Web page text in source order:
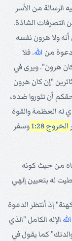
الرسالة من الأسر
التصرفات الشاذة.
أنه ولا هرون نفسه
من الله. فلا
هرون". ويرى في
"إن كان هرون
أن تثوروا ضده،
له العظمة والقوة
الخروج 1:28
وسفر
من حيث كونه
له بتعيين إلهي
إذ أنتظر الدعوة
الله الإله الكامل "الذي
كما يقول في